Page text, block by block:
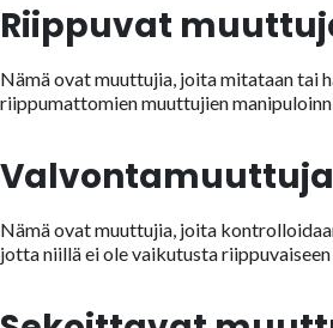
Riippuvat
Nämä ovat muuttujia, joita mitataan tai
riippumattomien muuttujien
Nämä ovat muuttujia, joita
jotta niillä ei ole vaikutusta